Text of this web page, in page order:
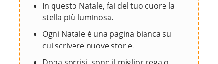
In questo Natale, fai del tuo cuore la
stella più luminosa.
Ogni Natale è una pagina bianca su
cui scrivere nuove storie.